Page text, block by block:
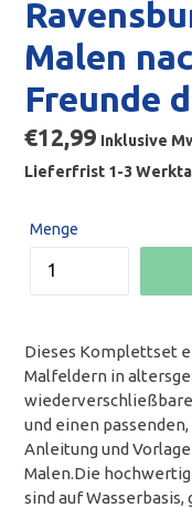
Malen
Freunde
Normaler
Preis
€12,99 Inklusive
Lieferfrist 1-3
Menge
Dieses Komplettset
Malfeldern in
und einen
Anleitung und
Malen.Die
sind auf